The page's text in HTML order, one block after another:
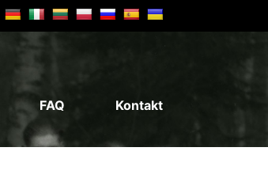
FAQ Kontakt